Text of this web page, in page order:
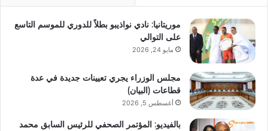
موريتانيا: نادي نواذيبو بطلاً للدوري للموسم التاسع
على التوالي
مايو 24, 2026
مجلس الوزراء يجري تعيينات جديدة في عدة
قطاعات (البيان)
أغسطس 5, 2026
بالفيديو: المؤتمر الصحفي للرئيس السابق محمد